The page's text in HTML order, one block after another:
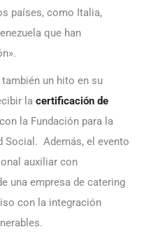
países, como Italia,
que han
un hito en su
la certificación de
la Fundación para la
Social. Además, el evento
auxiliar con
una empresa de catering
con la integración